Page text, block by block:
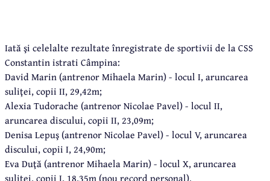
Iată şi celelalte rezultate înregistrate de sportivii de la CSS
Constantin istrati Câmpina:
David Marin (antrenor Mihaela Marin) - locul I, aruncarea
suliţei, copii II, 29,42m;
Alexia Tudorache (antrenor Nicolae Pavel) - locul II,
aruncarea discului, copii II, 23,09m;
Denisa Lepuş (antrenor Nicolae Pavel) - locul V, aruncarea
discului, copii I, 24,90m;
Eva Duţă (antrenor Mihaela Marin) - locul X, aruncarea